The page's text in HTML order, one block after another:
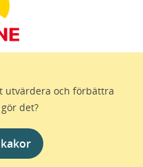
utvärdera och förbättra
det?
alla som bor i Skåne
Genom
skapas de
liv – inom
och hälso- och
gör vi livet mera